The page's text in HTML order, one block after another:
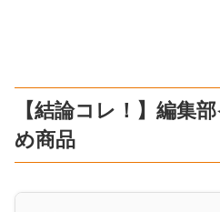
【結論コレ！】編集
め商品